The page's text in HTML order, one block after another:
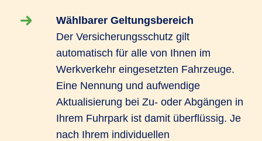
Wählbarer Geltungsbereich
Der Versicherungsschutz gilt
automatisch für alle von Ihnen im
Werkverkehr eingesetzten Fahrzeuge.
Eine Nennung und aufwendige
Aktualisierung bei Zu- oder Abgängen in
Ihrem Fuhrpark ist damit überflüssig. Je
nach Ihrem individuellen